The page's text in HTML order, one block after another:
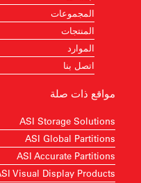
المجموعات
المنتجات
الموارد
اتصل بنا
مواقع ذات صلة
ASI Storage Solutions
ASI Global Partitions
ASI Accurate Partitions
Visual Display Products